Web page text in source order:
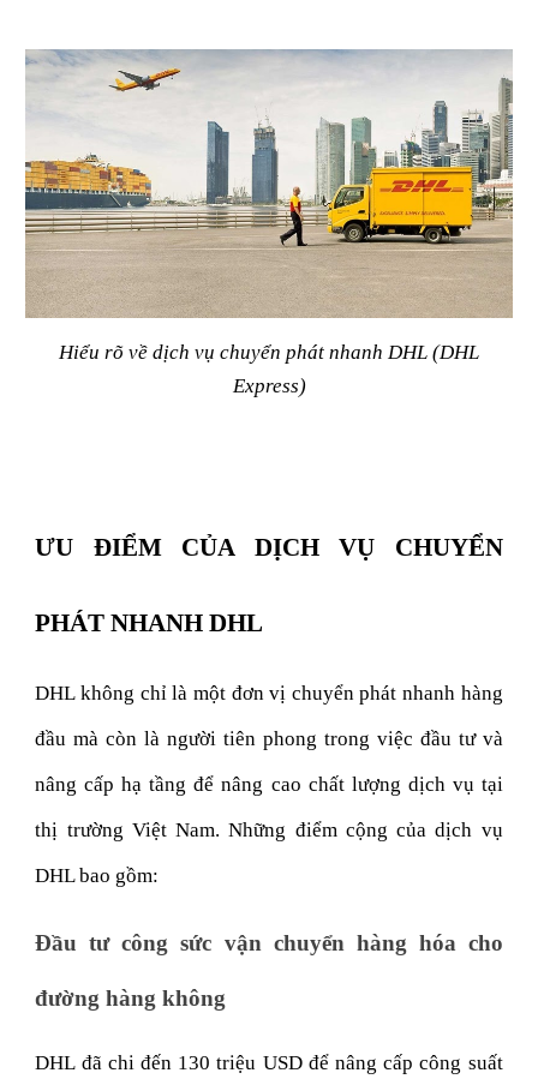
Hiểu rõ về dịch vụ chuyển phát nhanh DHL (DHL
Express)
ƯU ĐIỂM CỦA DỊCH VỤ CHUYỂN
PHÁT NHANH DHL
DHL không chỉ là một đơn vị chuyển phát nhanh hàng
đầu mà còn là người tiên phong trong việc đầu tư và
nâng cấp hạ tầng để nâng cao chất lượng dịch vụ tại
thị trường Việt Nam. Những điểm cộng của dịch vụ
DHL bao gồm:
Đầu tư công sức vận chuyển hàng hóa cho
đường hàng không
DHL đã chi đến 130 triệu USD để nâng cấp công suất